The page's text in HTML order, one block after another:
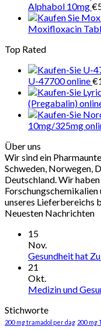
Alphabol 10mg€
Moxifloxacin
Top Rated
U-47700 online€
(Pregabalin)
10mg/325mg
Über uns
Wir sind ein
Schweden, Norwegen,
Deutschland. Wir
unseres Lieferbereichs
Neuesten Nachrichten
15
Nov.
Gesundheit hat
21
Okt.
Medizin und
Stichworte
200 mg tramadol per dag 200 mg